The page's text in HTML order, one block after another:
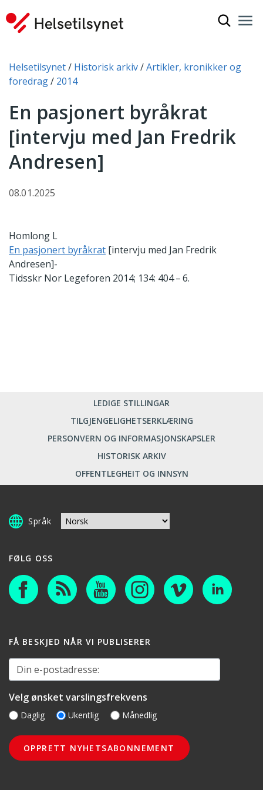
Du er her:
Helsetilsynet Historisk arkiv
Artikler, kronikker og
foredrag
2014
En pasjonert byråkrat
[intervju med Jan Fredrik
Andresen]
08.01.2025
Homlong L
En pasjonert byråkrat [intervju med Jan Fredrik
Andresen]-
Tidsskr Nor Legeforen 2014; 134: 404 – 6.
LEDIGE STILLINGAR
TILGJENGELIGHETSERKLÆRING
PERSONVERN OG INFORMASJONSKAPSLER
HISTORISK ARKIV
OFFENTLEGHEIT OG INNSYN
Språk
FØLG OSS
FÅ BESKJED NÅR VI PUBLISERER
Din e-postadresse:
Velg ønsket varslingsfrekvens
Daglig Ukentlig Månedlig